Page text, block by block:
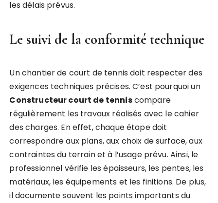
les délais prévus.
Le suivi de la conformité technique
Un chantier de court de tennis doit respecter des
exigences techniques précises. C’est pourquoi un
Constructeur court de tenniscompare
régulièrement les travaux réalisés avec le cahier
des charges. En effet, chaque étape doit
correspondre aux plans, aux choix de surface, aux
contraintes du terrain et à l’usage prévu. Ainsi, le
professionnel vérifie les épaisseurs, les pentes, les
matériaux, les équipements et les finitions. De plus,
il documente souvent les points importants du